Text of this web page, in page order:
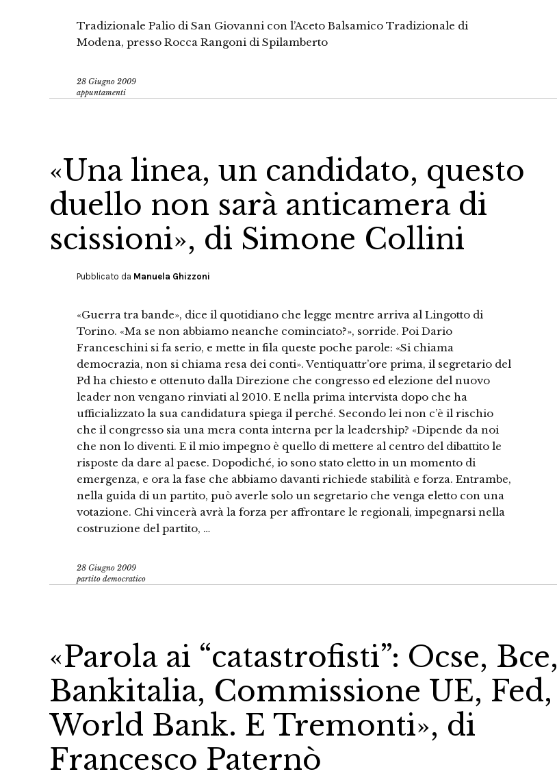
Tradizionale Palio di San Giovanni con l’Aceto Balsamico Tradizionale di
Modena, presso Rocca Rangoni di Spilamberto
28 Giugno 2009
appuntamenti
«Una linea, un candidato, questo
duello non sarà anticamera di
scissioni», di Simone Collini
Pubblicato da Manuela Ghizzoni
«Guerra tra bande», dice il quotidiano che legge mentre arriva al Lingotto di
Torino. «Ma se non abbiamo neanche cominciato?», sorride. Poi Dario
Franceschini si fa serio, e mette in fila queste poche parole: «Si chiama
democrazia, non si chiama resa dei conti». Ventiquattr’ore prima, il segretario del
Pd ha chiesto e ottenuto dalla Direzione che congresso ed elezione del nuovo
leader non vengano rinviati al 2010. E nella prima intervista dopo che ha
ufficializzato la sua candidatura spiega il perché. Secondo lei non c’è il rischio
che il congresso sia una mera conta interna per la leadership? «Dipende da noi
che non lo diventi. E il mio impegno è quello di mettere al centro del dibattito le
risposte da dare al paese. Dopodiché, io sono stato eletto in un momento di
emergenza, e ora la fase che abbiamo davanti richiede stabilità e forza. Entrambe,
nella guida di un partito, può averle solo un segretario che venga eletto con una
votazione. Chi vincerà avrà la forza per affrontare le regionali, impegnarsi nella
costruzione del partito, …
28 Giugno 2009
partito democratico
«Parola ai “catastrofisti”: Ocse, Bce,
Bankitalia, Commissione UE, Fed,
World Bank. E Tremonti», di
Francesco Paternò